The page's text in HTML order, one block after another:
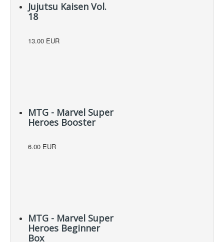
Jujutsu Kaisen Vol.
18
13.00 EUR
MTG - Marvel Super
Heroes Booster
6.00 EUR
MTG - Marvel Super
Heroes Beginner
Box